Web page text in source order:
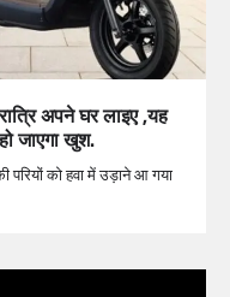
अपने घर लाइए ,यह
जाएगा खुश.
परियों को हवा में उड़ाने आ गया